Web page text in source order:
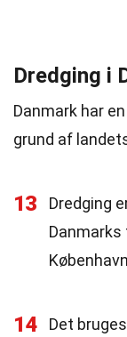
Dredging i
Danmark har
grund af
13
Dredging
Danmarks
14
Det